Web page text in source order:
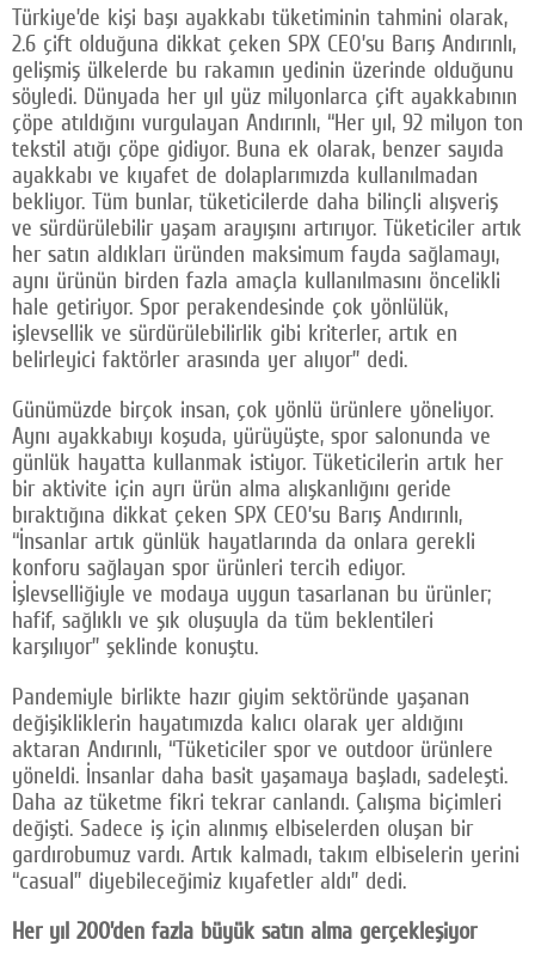
Türkiye’de kişi başı ayakkabı tüketiminin tahmini olarak,
2.6 çift olduğuna dikkat çeken SPX CEO’su Barış Andırınlı,
gelişmiş ülkelerde bu rakamın yedinin üzerinde olduğunu
söyledi. Dünyada her yıl yüz milyonlarca çift ayakkabının
çöpe atıldığını vurgulayan Andırınlı, “Her yıl, 92 milyon ton
tekstil atığı çöpe gidiyor. Buna ek olarak, benzer sayıda
ayakkabı ve kıyafet de dolaplarımızda kullanılmadan
bekliyor. Tüm bunlar, tüketicilerde daha bilinçli alışveriş
ve sürdürülebilir yaşam arayışını artırıyor. Tüketiciler artık
her satın aldıkları üründen maksimum fayda sağlamayı,
aynı ürünün birden fazla amaçla kullanılmasını öncelikli
hale getiriyor. Spor perakendesinde çok yönlülük,
işlevsellik ve sürdürülebilirlik gibi kriterler, artık en
belirleyici faktörler arasında yer alıyor” dedi.
Günümüzde birçok insan, çok yönlü ürünlere yöneliyor.
Aynı ayakkabıyı koşuda, yürüyüşte, spor salonunda ve
günlük hayatta kullanmak istiyor. Tüketicilerin artık her
bir aktivite için ayrı ürün alma alışkanlığını geride
bıraktığına dikkat çeken SPX CEO’su Barış Andırınlı,
“İnsanlar artık günlük hayatlarında da onlara gerekli
konforu sağlayan spor ürünleri tercih ediyor.
İşlevselliğiyle ve modaya uygun tasarlanan bu ürünler;
hafif, sağlıklı ve şık oluşuyla da tüm beklentileri
karşılıyor” şeklinde konuştu.
Pandemiyle birlikte hazır giyim sektöründe yaşanan
değişikliklerin hayatımızda kalıcı olarak yer aldığını
aktaran Andırınlı, “Tüketiciler spor ve outdoor ürünlere
yöneldi. İnsanlar daha basit yaşamaya başladı, sadeleşti.
Daha az tüketme fikri tekrar canlandı. Çalışma biçimleri
değişti. Sadece iş için alınmış elbiselerden oluşan bir
gardırobumuz vardı. Artık kalmadı, takım elbiselerin yerini
“casual” diyebileceğimiz kıyafetler aldı” dedi.
Her yıl 200’den fazla büyük satın alma gerçekleşiyor